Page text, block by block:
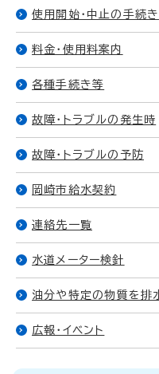
使用開始・中止の手続き
料金・使用料案内
各種手続き等
故障・トラブルの発生時
故障・トラブルの予防
岡崎市給水契約
連絡先一覧
水道メーター検針
油分や特定の物質を排
広報・イベント